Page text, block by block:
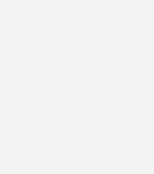
mit dem PV
von uns
gebündelt und